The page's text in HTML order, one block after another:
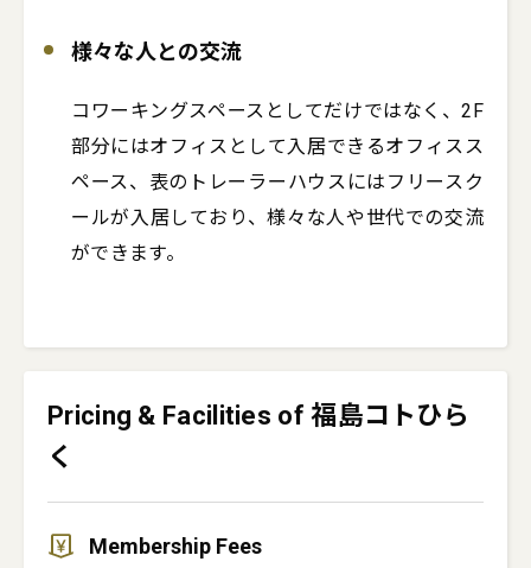
様々な人との交流
コワーキングスペースとしてだけではなく、2F
部分にはオフィスとして入居できるオフィスス
ペース、表のトレーラーハウスにはフリースク
ールが入居しており、様々な人や世代での交流
ができます。
Pricing & Facilities of 福島コトひら
く
Membership Fees